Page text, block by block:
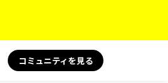
コミュニティを見る